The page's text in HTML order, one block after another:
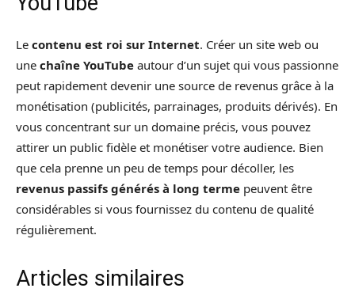
Le contenu est roi sur Internet. Créer un site web ou
une chaîne YouTube autour d’un sujet qui vous passionne
peut rapidement devenir une source de revenus grâce à la
monétisation (publicités, parrainages, produits dérivés). En
vous concentrant sur un domaine précis, vous pouvez
attirer un public fidèle et monétiser votre audience. Bien
que cela prenne un peu de temps pour décoller, les
revenus passifs générés à long terme peuvent être
considérables si vous fournissez du contenu de qualité
régulièrement.
Articles similaires